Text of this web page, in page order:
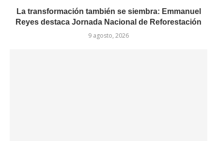
La transformación también se siembra: Emmanuel
Reyes destaca Jornada Nacional de Reforestación
9 agosto, 2026